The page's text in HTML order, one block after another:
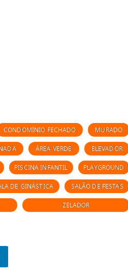
CONDOMÍNIO FECHADO MURADO
ÁREA VERDE ELEVADOR
PISCINA INFANTIL PLAYGROUND
DE GINÁSTICA SALÃO DE FESTAS
ZELADOR